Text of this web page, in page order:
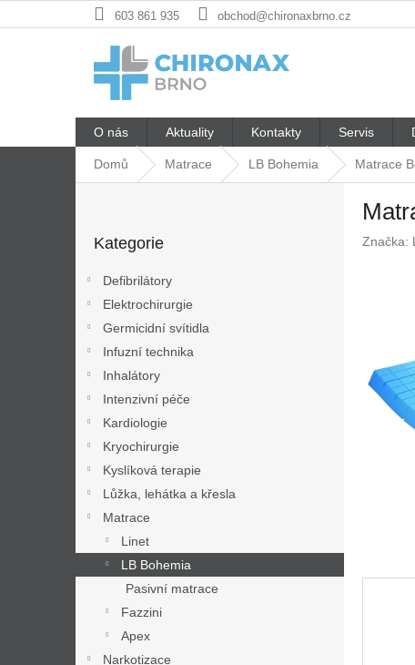
na
603 861 935 obchod@chironaxbrno.cz
O nás Aktuality Kontakty Servis
Domů Matrace LB Bohemia Matrace
kategorie
Kategorie
Defibrilátory
Elektrochirurgie
Germicidní svítidla
Infuzní technika
Inhalátory
Intenzivní péče
Kardiologie
Kryochirurgie
Kyslíková terapie
Lůžka, lehátka a křesla
Matrace
Linet
LB Bohemia
Pasivní matrace
Fazzini
Apex
Narkotizace
Značka: